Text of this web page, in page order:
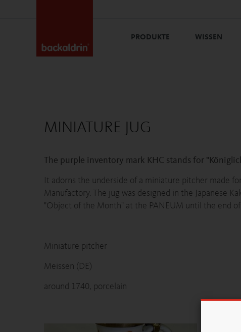
PRODUKTE WISSEN
MINIATURE JUG
The purple inventory mark KHC stands for
It adorns the underside of a miniature pitcher made
Manufactory. The jug was designed in the Japanese
"Object of the Month" at the PANEUM until the end of
Miniature pitcher
Meissen (DE)
around 1740, porcelain